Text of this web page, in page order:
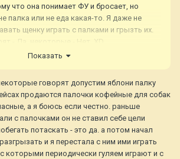
что она понимает ФУ и бросает, но
палка или не еда какая-то. Я даже не
щенку играть с палками и грызть их.
- Да, некоторые - Нет. XD
Показать
говорят допустим яблони палку
продаются палочки кофейные для собак
а я боюсь если честно. раньше
с палочками он не ставил себе цели
потаскать - это да. а потом начал
и я перестала с ним ими играть
которыми периодически гуляем играют и с